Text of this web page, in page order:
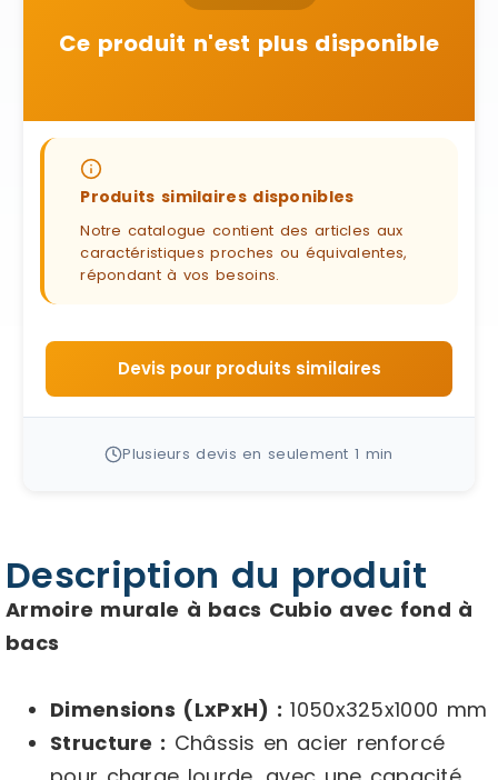
Ce produit n'est plus disponible
Produits similaires disponibles
Notre catalogue contient des articles aux
caractéristiques proches ou équivalentes,
répondant à vos besoins.
Devis pour produits similaires
Plusieurs devis en seulement 1 min
Description du produit
Armoire murale à bacs Cubio avec fond à
bacs
Dimensions (LxPxH) : 1050x325x1000 mm
Structure : Châssis en acier renforcé